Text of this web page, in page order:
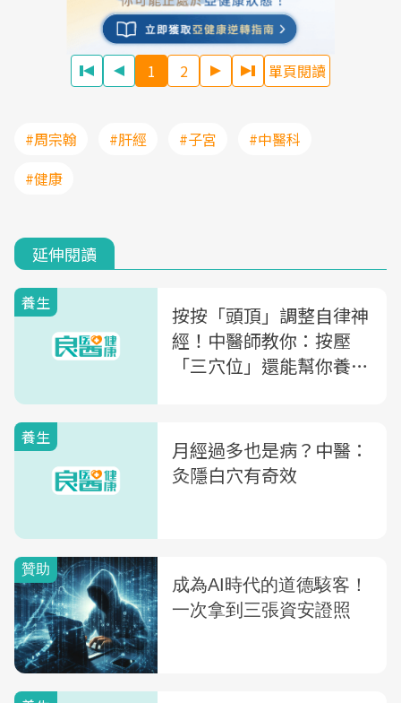
1 2 單頁閱讀
#周宗翰 #肝經 #子宮
#中醫科
#健康
延伸閱讀
養生
按按「頭頂」調整自律神
經！中醫師教你：按壓
「三穴位」還能幫你養好
養生
月經過多也是病？中醫：
灸隱白穴有奇效